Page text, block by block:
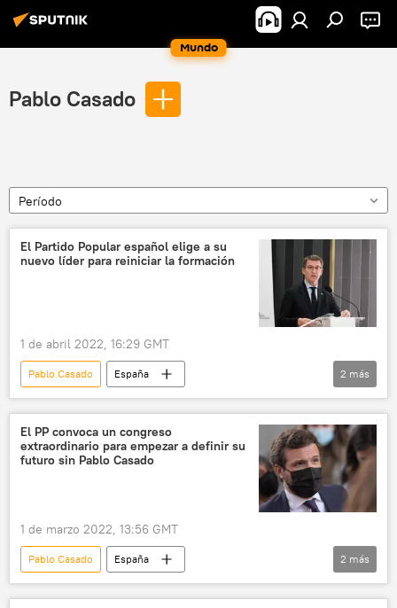
Mundo
Pablo Casado
Período
El Partido Popular español elige a su
nuevo líder para reiniciar la formación
1 de abril 2022, 16:29 GMT
Pablo Casado
España
💬 Opinión y Análisis
Partido Popular de España
Alberto Núñez Feijóo
2 más
El PP convoca un congreso
extraordinario para empezar a definir su
futuro sin Pablo Casado
1 de marzo 2022, 13:56 GMT
Pablo Casado
España
Partido Popular de España
Isabel Díaz Ayuso
2 más